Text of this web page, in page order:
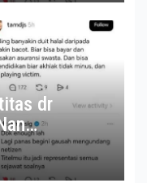
dr
BPJS